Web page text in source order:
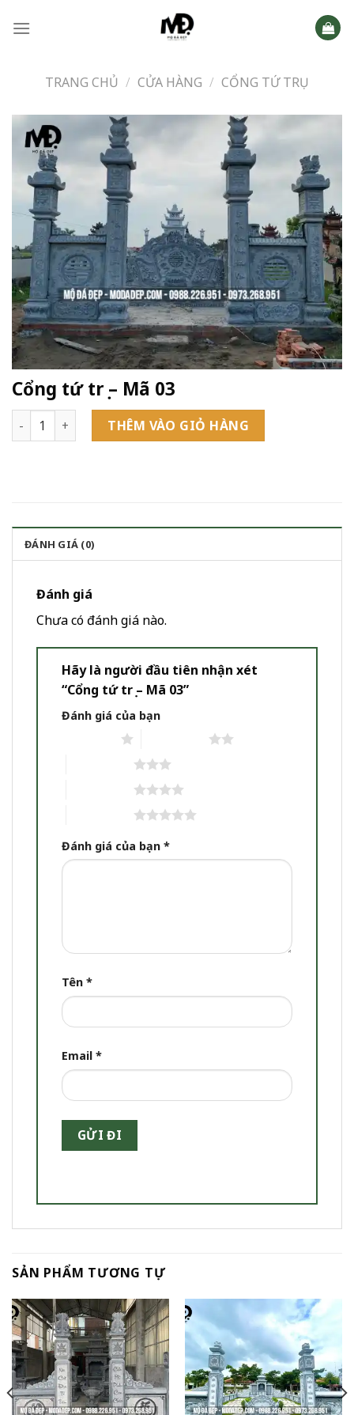
TRANG CHỦ / CỬA HÀNG / CỔNG TỨ TRỤ
Cổng tứ trụ – Mã 03
Cổng tứ trụ - Mã 03 số lượngTHÊM VÀO GIỎ HÀNG
ĐÁNH GIÁ (0)
Đánh giá
Chưa có đánh giá nào.
Hãy là người đầu tiên nhận xét
“Cổng tứ trụ – Mã 03”
Đánh giá của bạn
Đánh giá của bạn *
Tên *
Email *
SẢN PHẨM TƯƠNG TỰ